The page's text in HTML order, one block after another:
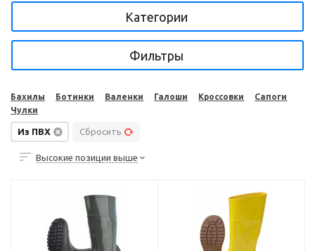
Категории
Фильтры
Бахилы Ботинки Валенки Галоши Кроссовки
Сапоги
Чулки
Из ПВХ Сбросить
Высокие позиции выше